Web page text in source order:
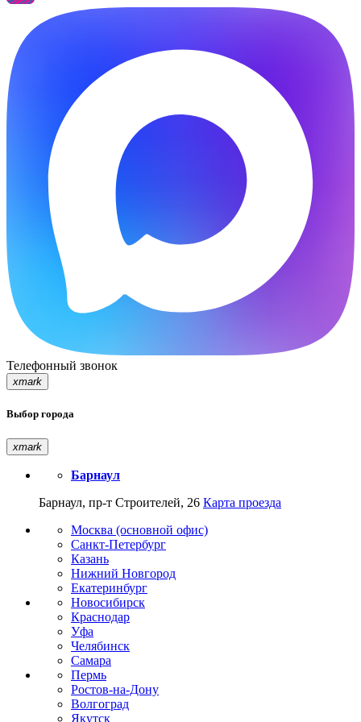
Телефонный звонок
xmark
Выбор города
xmark
Барнаул
Барнаул, пр-т Строителей, 26 Карта проезда
Москва (основной офис)
Санкт-Петербург
Казань
Нижний Новгород
Екатеринбург
Новосибирск
Краснодар
Уфа
Челябинск
Самара
Пермь
Ростов-на-Дону
Волгоград
Якутск